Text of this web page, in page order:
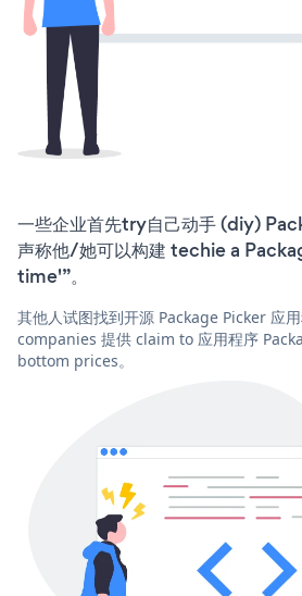
一些企业首先try自己动手 (diy)
声称他/她可以构建 techie a
time'”。
其他人试图找到开源 Package Picker 应
companies 提供 claim to 应用程序
bottom prices。